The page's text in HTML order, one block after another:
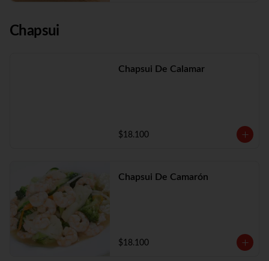
Chapsui
Chapsui De Calamar
$18.100
Chapsui De Camarón
$18.100